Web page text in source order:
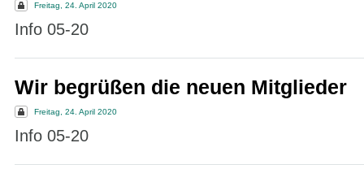
Freitag, 24. April 2020
Info 05-20
Wir begrüßen die neuen Mitglieder
Freitag, 24. April 2020
Info 05-20